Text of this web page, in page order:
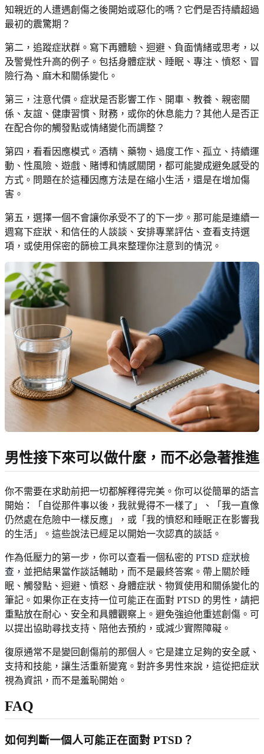
知親近的人遭遇創傷之後開始或惡化的嗎？它們是否持續超過
最初的震驚期？
第二，追蹤症狀群。寫下再體驗、迴避、負面情緒或思考，以
及警覺性升高的例子。包括身體症狀、睡眠、專注、憤怒、冒
險行為、麻木和關係變化。
第三，注意代價。症狀是否影響工作、開車、教養、親密關
係、友誼、健康習慣、財務，或你的休息能力？其他人是否正
在配合你的觸發點或情緒變化而調整？
第四，看看因應模式。酒精、藥物、過度工作、孤立、持續運
動、性風險、遊戲、賭博和情感關閉，都可能變成避免感受的
方式。問題在於這種因應方法是在縮小生活，還是在增加傷
害。
第五，選擇一個不會讓你承受不了的下一步。那可能是連續一
週寫下症狀、和信任的人談談、安排專業評估、查看支持選
項，或使用保密的篩檢工具來整理你注意到的情況。
男性接下來可以做什麼，而不必急著推進
你不需要在求助前把一切都解釋得完美。你可以從簡單的語言
開始：「自從那件事以後，我就覺得不一樣了」、「我一直像
仍然處在危險中一樣反應」，或「我的憤怒和睡眠正在影響我
的生活」。這些說法已經足以開始一次認真的談話。
作為低壓力的第一步，你可以查看一個私密的 PTSD 症狀檢
查 ，並把結果當作談話輔助，而不是最終答案。帶上關於睡
眠、觸發點、迴避、憤怒、身體症狀、物質使用和關係變化的
筆記。如果你正在支持一位可能正在面對 PTSD 的男性，請把
重點放在耐心、安全和具體觀察上。避免強迫他重述創傷。可
以提出協助尋找支持、陪他去預約，或減少實際障礙。
復原通常不是變回創傷前的那個人。它是建立足夠的安全感、
支持和技能，讓生活重新變寬。對許多男性來說，這從把症狀
視為資訊，而不是羞恥開始。
FAQ
如何判斷一個人可能正在面對 PTSD？